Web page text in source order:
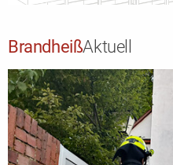
BrandheißAktuell